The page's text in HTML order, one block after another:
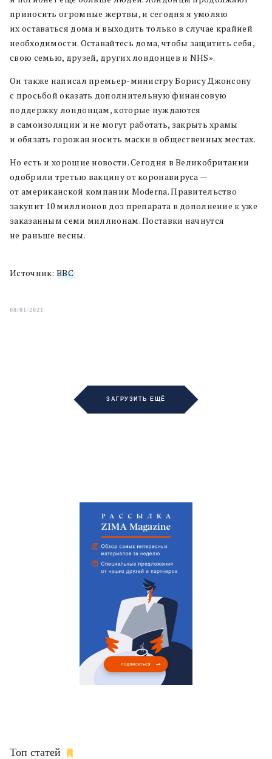
приносить огромные жертвы, и сегодня я умоляю
их оставаться дома и выходить только в случае крайней
необходимости. Оставайтесь дома, чтобы защитить себя,
свою семью, друзей, других лондонцев и NHS».
Он также написал премьер-министру Борису Джонсону
с просьбой оказать дополнительную финансовую
поддержку лондонцам, которые нуждаются
в самоизоляции и не могут работать, закрыть храмы
и обязать горожан носить маски в общественных местах.
Но есть и хорошие новости. Сегодня в Великобритании
одобрили третью вакцину от коронавируса —
от американской компании Moderna. Правительство
закупит 10 миллионов доз препарата в дополнение к уже
заказанным семи миллионам. Поставки начнутся
не раньше весны.
Источник: BBC
08/01/2021
ЗАГРУЗИТЬ ЕЩЁ
Топ статей